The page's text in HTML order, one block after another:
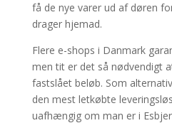
få de nye varer ud af døren
drager hjemad.
Flere e-shops i Danmark
men tit er det så nødvendigt
fastslået beløb. Som
den mest letkøbte
uafhængig om man er i